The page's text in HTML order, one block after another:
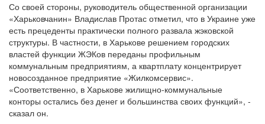
Со своей стороны, руководитель общественной организации
«Харьковчанин» Владислав Протас отметил, что в Украине уже
есть прецеденты практически полного развала жэковской
структуры. В частности, в Харькове решением городских
властей функции ЖЭКов переданы профильным
коммунальным предприятиям, а квартплату концентрирует
новосозданное предприятие «Жилкомсервис».
«Соответственно, в Харькове жилищно-коммунальные
конторы остались без денег и большинства своих функций», -
сказал он.